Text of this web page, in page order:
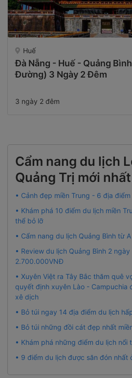
Huế
Đà Nẵng - Huế - Quảng
Đường) 3 Ngày 2 Đêm
3 ngày 2 đêm
Cẩm nang du lịch
Quảng Trị mới nhất
• Cảnh đẹp miền Trung - 6 địa
• Khám phá 10 điểm du lịch miền
thể bỏ lỡ
• Cẩm nang du lịch Quảng Bình từ
• Review du lịch Quảng Bình 2
2.700.000VNĐ
• Xuyên Việt ra Tây Bắc thăm quê
quyết định xuyên Lào - Campuchia
xê dịch
• Bỏ túi ngay 14 địa điểm du lịch
• Bỏ túi những đồi cát đẹp nhất
• Khám phá những điểm du lịch nổi
• 9 điểm du lịch được săn đón nhất